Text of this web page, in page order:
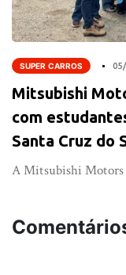
SUPER CARROS
Mitsubishi
com
Santa Cruz do
A Mitsubishi Motors